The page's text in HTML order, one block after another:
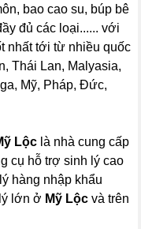
bao cao su, búp bê
đủ các loại...... với
nhất tới từ nhiều quốc
Thái Lan, Malyasia,
Mỹ, Pháp, Đức,
Lộc là nhà cung cấp
cụ hỗ trợ sinh lý cao
hàng nhập khẩu
lớn ở Mỹ Lộc và trên